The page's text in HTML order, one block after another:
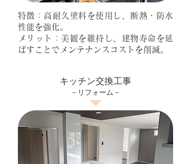
特徴：高耐久塗料を使用し、断熱・防水
性能を強化。
メリット：美観を維持し、建物寿命を延
ばすことでメンテナンスコストを削減。
キッチン交換工事
－リフォーム－